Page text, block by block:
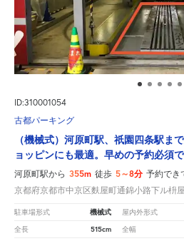
ID:310001054
古都パーキング
（機械式）河原町駅、祇園四条駅ま
ョッピンにも最適。早めの予約必須で
河原町駅から 355m 徒歩 5～8分 予約でき
京都府京都市中京区麩屋町通錦小路下ル枡
駐車場形式 機械式 屋内外形式
全長 515cm 全幅